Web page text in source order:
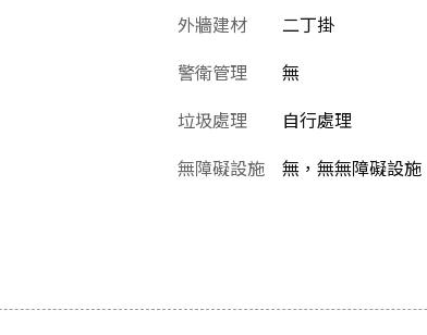
外牆建材
二丁掛
警衛管理
無
垃圾處理
自行處理
無障礙設施
無，無無障礙設施